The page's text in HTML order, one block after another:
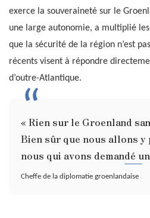
exerce la souveraineté sur le
une large autonomie, a multiplié
que la sécurité de la région n’est
récents visent à répondre
d’outre-Atlantique.
« Rien sur le Groenland
Bien sûr que nous allons y
nous qui avons demandé
Cheffe de la diplomatie groenlandaise